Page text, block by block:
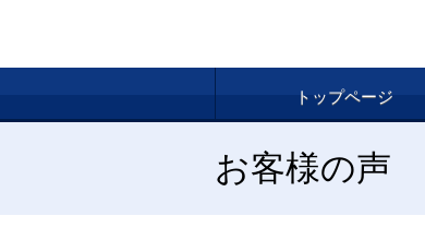
トップページ
お客様の声